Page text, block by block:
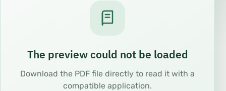
The preview could not be loaded
Download the PDF file directly to read it with a
compatible application.